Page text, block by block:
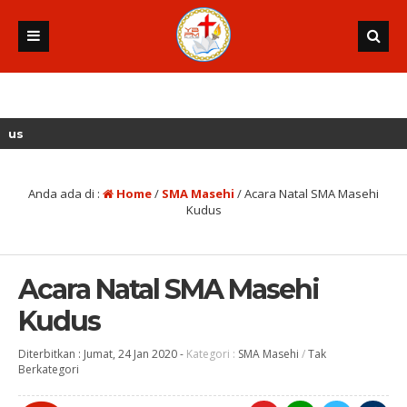
Anda ada di : Home/ SMA Masehi /Acara Natal SMA Masehi
Kudus
Acara Natal SMA Masehi
Kudus
Diterbitkan : Jumat, 24 Jan 2020- Kategori : SMA Masehi /Tak
Berkategori